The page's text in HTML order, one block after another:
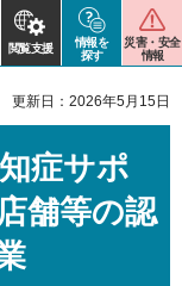
閲覧支援
情報を
探す
災害・安全
情報
更新日：2026年5月15日
症サポ
舗等の認